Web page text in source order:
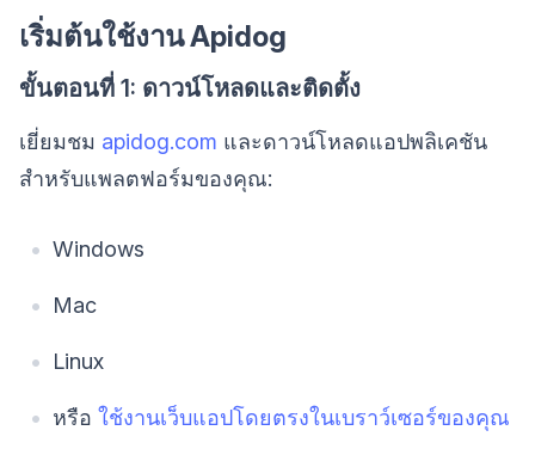
เริ่มต้นใช้งาน Apidog
ขั้นตอนที่ 1: ดาวน์โหลดและติดตั้ง
เยี่ยมชม apidog.com และดาวน์โหลดแอปพลิเคชัน
สำหรับแพลตฟอร์มของคุณ:
Windows
Mac
Linux
หรือ ใช้งานเว็บแอปโดยตรงในเบราว์เซอร์ของคุณ